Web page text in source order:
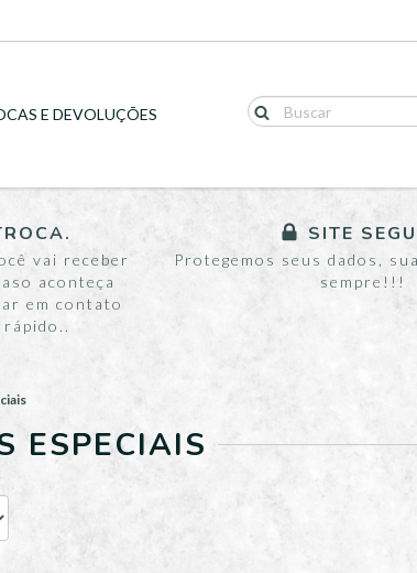
E DEVOLUÇÕES
vai receber
aconteça
em contato
SITE
Protegemos seus dados,
sempre!!!
ESPECIAIS